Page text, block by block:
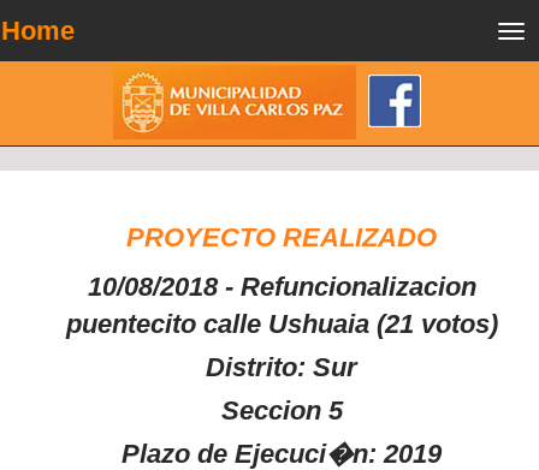
Home
PROYECTO REALIZADO
10/08/2018 - Refuncionalizacion
puentecito calle Ushuaia (21 votos)
Distrito: Sur
Seccion 5
Plazo de Ejecuci�n: 2019